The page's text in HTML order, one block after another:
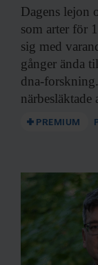
Dagens lejon
som arter för
sig med
gånger ända
dna-
närbesläktade
PREMIUM